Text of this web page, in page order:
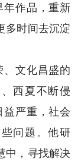
年作品，重新
多时间去沉淀
文化昌盛的
西夏不断侵
益严重，社会
问题。他研
中，寻找解决